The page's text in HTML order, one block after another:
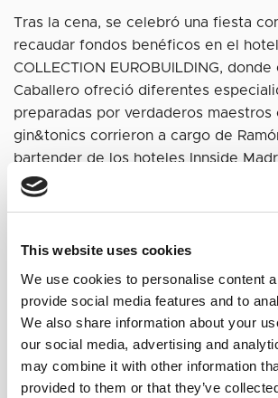
This website uses cookies
We use cookies to personalise content
provide social media features and to
We also share information about your
our social media, advertising and
may combine it with other information
provided to them or that they’ve
Tras la cena, se celebró una fiesta
recaudar fondos benéficos en el
COLLECTION EUROBUILDING,
Caballero ofreció diferentes
preparadas por verdaderos maestros
gin&tonics corrieron a cargo de
bartender de los hoteles Innside
la ginebra floral BLOOM y Adrian
y bartender de The Punk Bach) con la
CABALLERO estuvo capitaneada por
coctelería Carlos Moreno (StreetXo)
cóctel “Raquelita Due” y la barra de
CONTRABANDO tuvo un gran éxito
“Clandestina Colada”.